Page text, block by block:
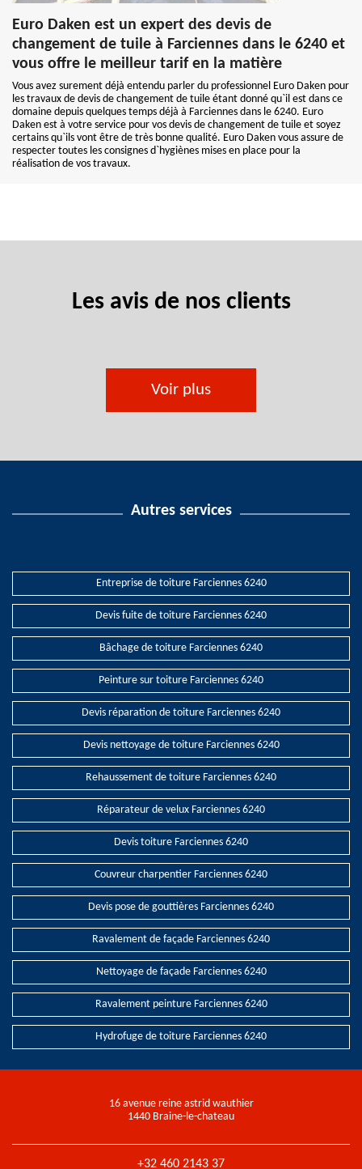
Euro Daken est un expert des devis de
changement de tuile à Farciennes dans le 6240 et
vous offre le meilleur tarif en la matière
Vous avez surement déjà entendu parler du professionnel Euro Daken pour
les travaux de devis de changement de tuile étant donné qu`il est dans ce
domaine depuis quelques temps déjà à Farciennes dans le 6240. Euro
Daken est à votre service pour vos devis de changement de tuile et soyez
certains qu`ils vont être de très bonne qualité. Euro Daken vous assure de
respecter toutes les consignes d`hygiènes mises en place pour la
réalisation de vos travaux.
Les avis de nos clients
Voir plus
Autres services
Entreprise de toiture Farciennes 6240
Devis fuite de toiture Farciennes 6240
Bâchage de toiture Farciennes 6240
Peinture sur toiture Farciennes 6240
Devis réparation de toiture Farciennes 6240
Devis nettoyage de toiture Farciennes 6240
Rehaussement de toiture Farciennes 6240
Réparateur de velux Farciennes 6240
Devis toiture Farciennes 6240
Couvreur charpentier Farciennes 6240
Devis pose de gouttières Farciennes 6240
Ravalement de façade Farciennes 6240
Nettoyage de façade Farciennes 6240
Ravalement peinture Farciennes 6240
Hydrofuge de toiture Farciennes 6240
16 avenue reine astrid wauthier
1440 Braine-le-chateau
+32 460 2143 37